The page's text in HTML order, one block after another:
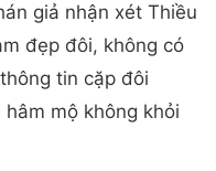
giả nhận xét Thiều
đẹp đôi, không có
tin cặp đôi
mộ không khỏi